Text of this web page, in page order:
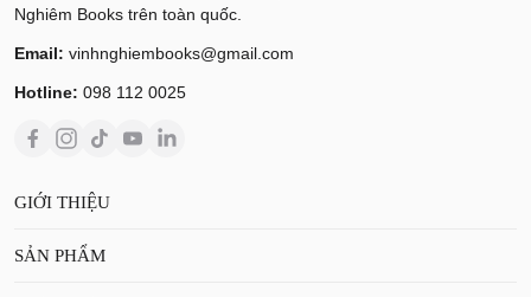
Nghiêm Books trên toàn quốc.
Email: vinhnghiembooks@gmail.com
Hotline: 098 112 0025
GIỚI THIỆU
SẢN PHẨM